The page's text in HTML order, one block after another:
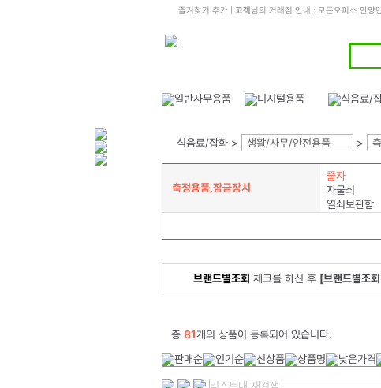
즐겨찾기 추가| 고객님의 거래점 안내 : 모든오피스 안양
식음료/잡화 > 생활/사무/안전용품 >
측정용품,잠금장치
줄자
자물쇠
열쇠보관함
브랜드별조회 체크를 하신 후 [브랜드별조
총 81개의 상품이 등록되어 있습니다.